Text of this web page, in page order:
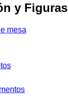
y Figuras
mesa